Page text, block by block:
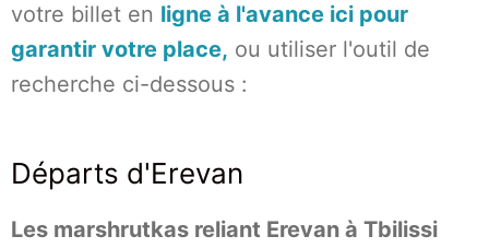
votre billet en ligne à l'avance ici pour
garantir votre place, ou utiliser l'outil de
recherche ci-dessous :
Départs d'Erevan
Les marshrutkas reliant Erevan à Tbilissi